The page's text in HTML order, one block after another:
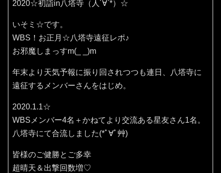
2020☆初詣in八塔寺（人´∀`*）☆
いそミ☆です。
WBS！お正月☆八塔寺遠征レポ♪
お邪魔しまっすm(_ _)m
年末より天気予報に振り回されつつも連日、八塔寺に
遠征するメンバーさんをはじめ。
2020.1.1☆
WBSメンバー4名＋かねてより交流ある星友さん1名。
八塔寺にて合流しました(*ﾟ∀ﾟ艸)
皆様のご健勝とご多幸
超晴天＆出撃回数増♡